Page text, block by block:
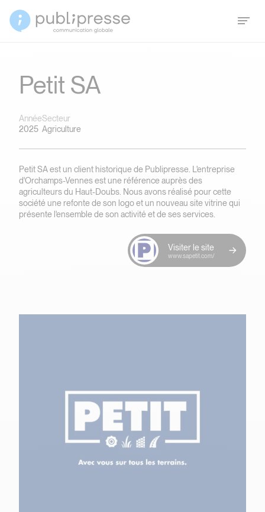
Petit SA
Année
2025
Secteur
Agriculture
Petit SA est un client historique de Publipresse. L'entreprise
d'Orchamps-Vennes est une référence auprès des
agriculteurs du Haut-Doubs. Nous avons réalisé pour cette
société une refonte de son logo et un nouveau site vitrine qui
présente l'ensemble de son activité et de ses services.
Visiter le site
www.sapetit.com/